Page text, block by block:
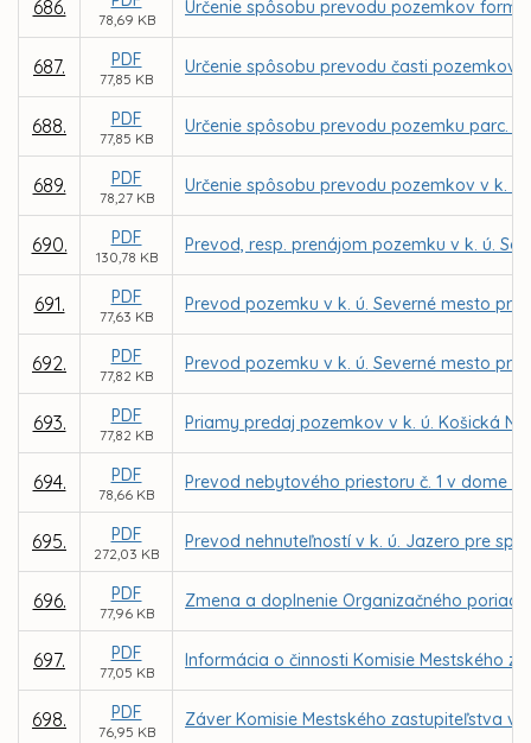
686.
78,69 KB
Určenie spôsobu prevodu pozemkov
687. PDF
77,85 KB
Určenie spôsobu prevodu časti pozemkov
688. PDF
77,85 KB
Určenie spôsobu prevodu pozemku parc.
689. PDF
78,27 KB
Určenie spôsobu prevodu pozemkov v k.
690. PDF
130,78 KB
Prevod, resp. prenájom pozemku v k. ú.
691. PDF
77,63 KB
Prevod pozemku v k. ú. Severné mesto
692. PDF
77,82 KB
Prevod pozemku v k. ú. Severné mesto
693. PDF
77,82 KB
Priamy predaj pozemkov v k. ú. Košická
694. PDF
78,66 KB
Prevod nebytového priestoru č. 1 v dome
695. PDF
272,03 KB
Prevod nehnuteľností v k. ú. Jazero pre
696. PDF
77,96 KB
Zmena a doplnenie Organizačného
697. PDF
77,05 KB
Informácia o činnosti Komisie Mestského
698. PDF
76,95 KB
Záver Komisie Mestského zastupiteľstva v